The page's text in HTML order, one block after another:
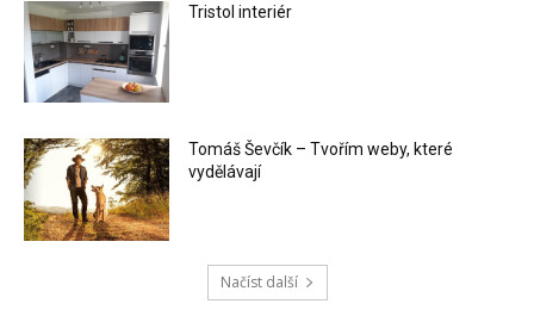
Tristol interiér
Tomáš Ševčík – Tvořím weby, které
vydělávají
Načíst další